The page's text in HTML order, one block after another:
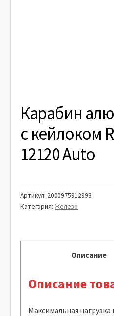
Карабин
с кейлоком
12120 Auto
Артикул: 2000975912993
Категория:Железо
Описание
Описание
Максимальная